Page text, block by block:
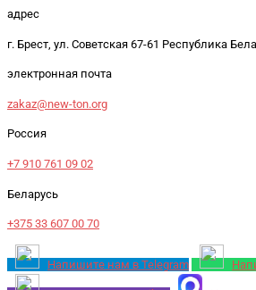
адрес
г. Брест, ул. Советская 67-61 Республика
электронная почта
zakaz@new-ton.org
Россия
+7 910 761 09 02
Беларусь
+375 33 607 00 70
Напишите нам в Telegram